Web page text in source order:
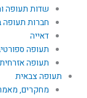
שדות תעופה
חברות תעופה
דאייה
תעופה
תעופה
תעופה צבאית
מחקרים,